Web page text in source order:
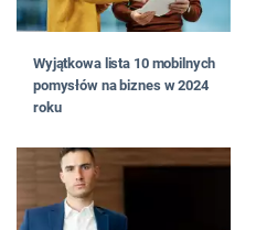
Wyjątkowa lista 10 mobilnych
pomysłów na biznes w 2024
roku